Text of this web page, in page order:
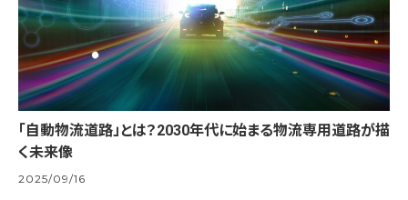
「自動物流道路」とは？2030年代に始まる物流専用道路が描
く未来像
2025/09/16